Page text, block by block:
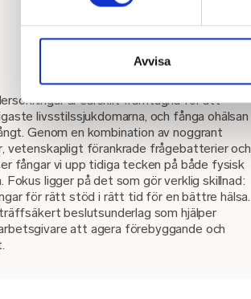
Avvisa
är särskilt framtagna för att
livsstilssjukdomarna, och fånga ohälsan
Genom en kombination av noggrant
vetenskapligt förankrade frågebatterier och
fångar vi upp tidiga tecken på både fysisk
Fokus ligger på det som gör verklig skillnad:
för rätt stöd i rätt tid för en bättre hälsa.
beslutsunderlag som hjälper
att agera förebyggande och